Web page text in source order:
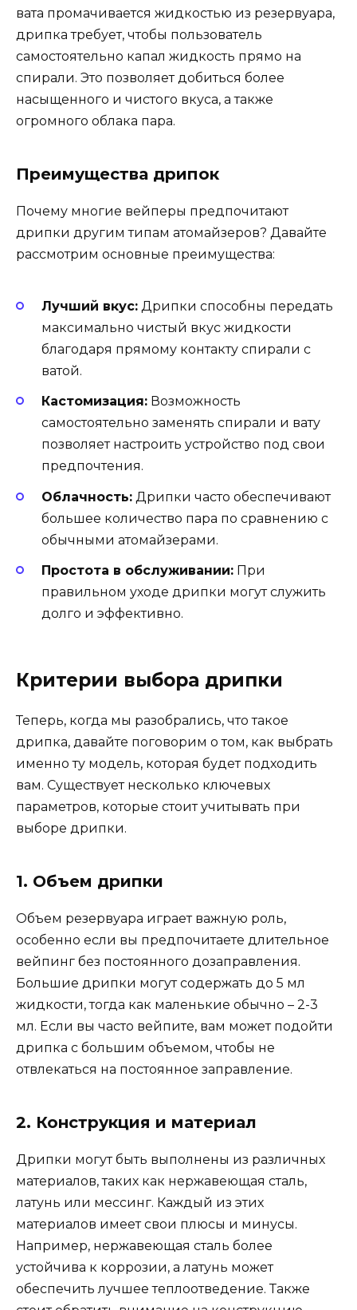
вата промачивается жидкостью из резервуара,
дрипка требует, чтобы пользователь
самостоятельно капал жидкость прямо на
спирали. Это позволяет добиться более
насыщенного и чистого вкуса, а также
огромного облака пара.
Преимущества дрипок
Почему многие вейперы предпочитают
дрипки другим типам атомайзеров? Давайте
рассмотрим основные преимущества:
Лучший вкус: Дрипки способны передать
максимально чистый вкус жидкости
благодаря прямому контакту спирали с
ватой.
Кастомизация: Возможность
самостоятельно заменять спирали и вату
позволяет настроить устройство под свои
предпочтения.
Облачность: Дрипки часто обеспечивают
большее количество пара по сравнению с
обычными атомайзерами.
Простота в обслуживании: При
правильном уходе дрипки могут служить
долго и эффективно.
Критерии выбора дрипки
Теперь, когда мы разобрались, что такое
дрипка, давайте поговорим о том, как выбрать
именно ту модель, которая будет подходить
вам. Существует несколько ключевых
параметров, которые стоит учитывать при
выборе дрипки.
1. Объем дрипки
Объем резервуара играет важную роль,
особенно если вы предпочитаете длительное
вейпинг без постоянного дозаправления.
Большие дрипки могут содержать до 5 мл
жидкости, тогда как маленькие обычно – 2-3
мл. Если вы часто вейпите, вам может подойти
дрипка с большим объемом, чтобы не
отвлекаться на постоянное заправление.
2. Конструкция и материал
Дрипки могут быть выполнены из различных
материалов, таких как нержавеющая сталь,
латунь или мессинг. Каждый из этих
материалов имеет свои плюсы и минусы.
Например, нержавеющая сталь более
устойчива к коррозии, а латунь может
обеспечить лучшее теплоотведение. Также